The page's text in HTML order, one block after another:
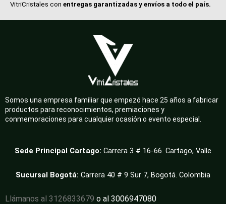
VitriCristales con entregas garantizadas y envíos a todo el país.
Somos una empresa familiar que empezó hace 25 años a fabricar
productos para reconocimientos, premiaciones y
conmemoraciones para cualquier ocasión o evento especial.
Sede Principal Cartago: Carrera 3 # 16-66. Cartago, Valle
Sucursal Bogotá: Carrera 40 # 9 Sur 7, Bogotá. Colombia
Llámanos al 3126833679 o al 3006947080